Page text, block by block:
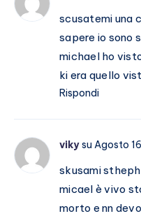
scusatemi una
sapere io sono
michael ho
ki era quello
Rispondi
vikysu Agosto
skusami
micael è vivo
morto e nn